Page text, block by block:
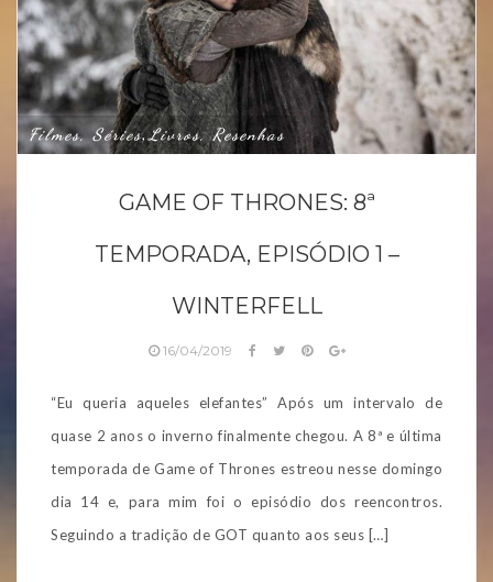
Filmes, Séries,Livros, Resenhas
GAME OF THRONES: 8ª
TEMPORADA, EPISÓDIO 1 –
WINTERFELL
16/04/2019
“Eu queria aqueles elefantes” Após um intervalo de
quase 2 anos o inverno finalmente chegou. A 8ª e última
temporada de Game of Thrones estreou nesse domingo
dia 14 e, para mim foi o episódio dos reencontros.
Seguindo a tradição de GOT quanto aos seus […]